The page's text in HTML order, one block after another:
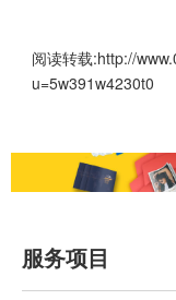
阅读转载:http://
u=5w391w4230t0
服务项目